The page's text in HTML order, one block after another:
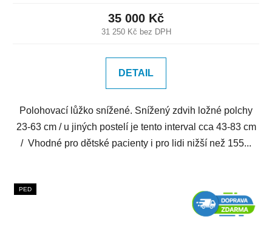
31 250 Kč bez DPH
35 000 Kč
DETAIL
Polohovací lůžko snížené. Snížený zdvih ložné polchy
23-63 cm / u jiných postelí je tento interval cca 43-83 cm
/ Vhodné pro dětské pacienty i pro lidi nižší než 155...
PED